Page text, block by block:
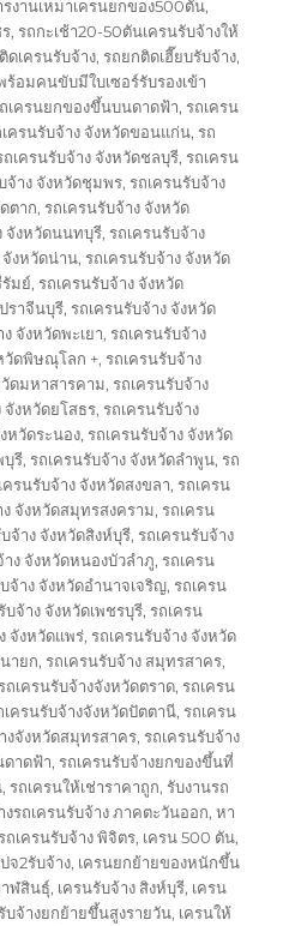
รงานเหมาเครนยกของ500ตัน,
,รถกะเช้า20-50ตันเครนรับจ้างให้
ดเครนรับจ้าง,รถยกติดเฮี๊ยบรับจ้าง,
ร้อมคนขับมีใบเซอร์รับรองเข้า
เครนยกของขึ้นบนดาดฟ้า,รถเครน
เครนรับจ้าง จังหวัดขอนแก่น,รถ
ถเครนรับจ้าง จังหวัดชลบุรี,รถเครน
จ้าง จังหวัดชุมพร,รถเครนรับจ้าง
ตาก,รถเครนรับจ้าง จังหวัด
จังหวัดนนทบุรี,รถเครนรับจ้าง
จังหวัดน่าน,รถเครนรับจ้าง จังหวัด
รัมย์,รถเครนรับจ้าง จังหวัด
ราจีนบุรี,รถเครนรับจ้าง จังหวัด
จังหวัดพะเยา,รถเครนรับจ้าง
วัดพิษณุโลก +,รถเครนรับจ้าง
วัดมหาสารคาม,รถเครนรับจ้าง
จังหวัดยโสธร,รถเครนรับจ้าง
หวัดระนอง,รถเครนรับจ้าง จังหวัด
บุรี,รถเครนรับจ้าง จังหวัดลำพูน,รถ
ครนรับจ้าง จังหวัดสงขลา,รถเครน
ง จังหวัดสมุทรสงคราม,รถเครน
จ้าง จังหวัดสิงห์บุรี,รถเครนรับจ้าง
าง จังหวัดหนองบัวลำภู,รถเครน
จ้าง จังหวัดอำนาจเจริญ,รถเครน
บจ้าง จังหวัดเพชรบุรี,รถเครน
จังหวัดแพร่,รถเครนรับจ้าง จังหวัด
ายก,รถเครนรับจ้าง สมุทรสาคร,
ถเครนรับจ้างจังหวัดตราด,รถเครน
เครนรับจ้างจังหวัดปัตตานี,รถเครน
งจังหวัดสมุทรสาคร,รถเครนรับจ้าง
ดาดฟ้า,รถเครนรับจ้างยกของขึ้นที่
,รถเครนให้เช่าราคาถูก,รับงานรถ
งรถเครนรับจ้าง ภาคตะวันออก,หา
ถเครนรับจ้าง พิจิตร, เครน 500 ตัน,
จ2รับจ้าง, เครนยกย้ายของหนักขึ้น
าฬสินธุ์, เครนรับจ้าง สิงห์บุรี, เครน
บจ้างยกย้ายขึ้นสูงรายวัน, เครนให้